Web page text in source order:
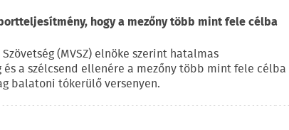
hogy a mezőny több mint fele célba
(MVSZ) elnöke szerint hatalmas
a szélcsend ellenére a mezőny több mint fele célba
balatoni tókerülő versenyen.